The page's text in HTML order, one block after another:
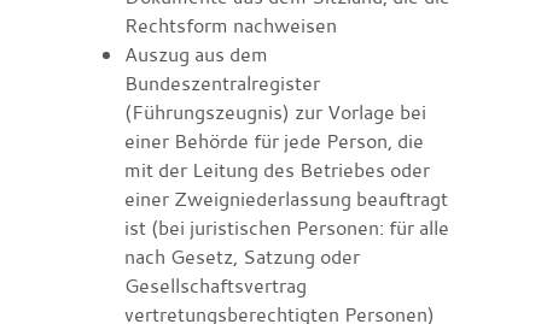
Rechtsform nachweisen
Auszug aus dem
Bundeszentralregister
(Führungszeugnis) zur Vorlage bei
einer Behörde für jede Person, die
mit der Leitung des Betriebes oder
einer Zweigniederlassung beauftragt
ist (bei juristischen Personen: für alle
nach Gesetz, Satzung oder
Gesellschaftsvertrag
vertretungsberechtigten Personen)